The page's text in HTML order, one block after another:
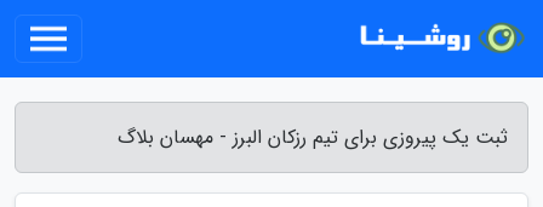
ثبت یک پیروزی برای تیم رزکان البرز - مهسان بلاگ